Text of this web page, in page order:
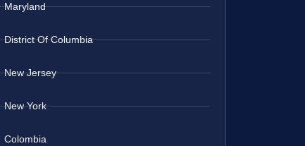
Maryland
District Of Columbia
New Jersey
New York
Colombia